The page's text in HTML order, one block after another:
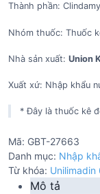
Thành phần:
Nhóm thuốc: Thuốc
Nhà sản xuất: Union
Xuất xứ: Nhập khẩu
* Đây là thuốc kê
Mã: GBT-27663
Danh mục: Nhập
Từ khóa: Unilimadin
Mô tả